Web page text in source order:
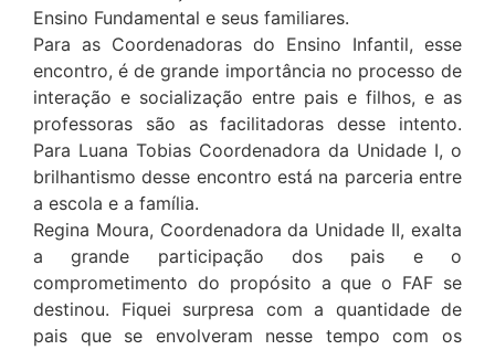
Ensino Fundamental e seus familiares.
Para as Coordenadoras do Ensino Infantil, esse
encontro, é de grande importância no processo de
interação e socialização entre pais e filhos, e as
professoras são as facilitadoras desse intento.
Para Luana Tobias Coordenadora da Unidade I, o
brilhantismo desse encontro está na parceria entre
a escola e a família.
Regina Moura, Coordenadora da Unidade II, exalta
a grande participação dos pais e o
comprometimento do propósito a que o FAF se
destinou. Fiquei surpresa com a quantidade de
pais que se envolveram nesse tempo com os